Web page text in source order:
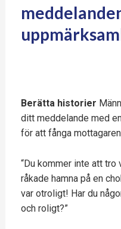
Berätta historier
ditt meddelande med
för att fånga
“Du kommer inte att
råkade hamna på en
var otroligt! Har du
och roligt?”